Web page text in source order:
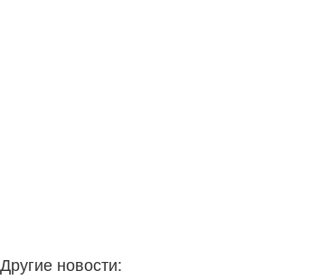
Другие новости: